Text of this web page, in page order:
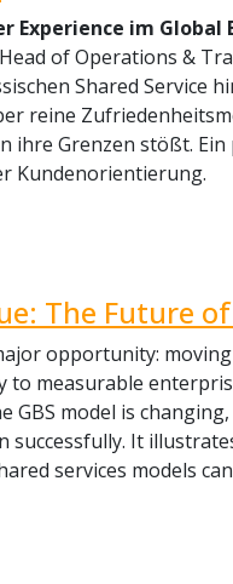
im Global
of Operations &
Shared
reine
Grenzen stößt.
Kundenorientierung.
The Future
opportunity:
to measurable
GBS model is
It
services models